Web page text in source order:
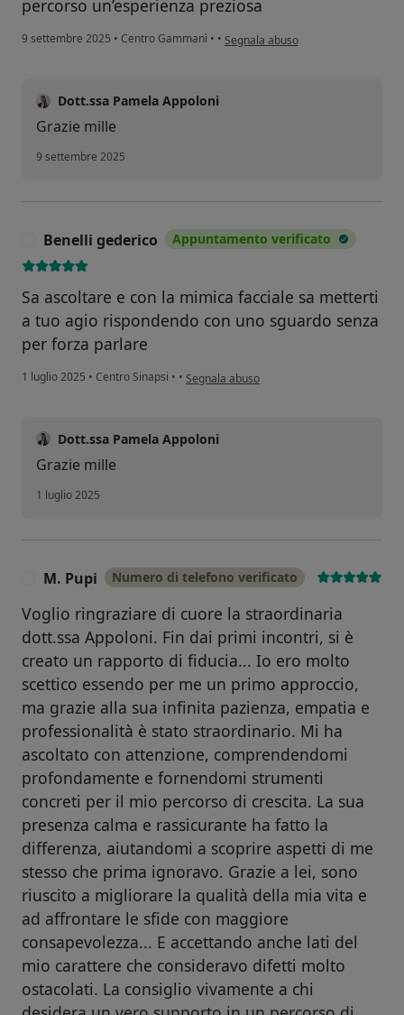
percorso un’esperienza preziosa
9 settembre 2025 • Centro Gammanì • • secondo l'opinione dell'utente
Segnala abuso
Dott.ssa Pamela Appoloni
Grazie mille
9 settembre 2025
Benelli gederico Appuntamento verificato
Sa ascoltare e con la mimica facciale sa metterti
a tuo agio rispondendo con uno sguardo senza
per forza parlare
1 luglio 2025 • Centro Sinapsi • • secondo l'opinione dell'utente Benelli
Segnala abuso
Dott.ssa Pamela Appoloni
Grazie mille
1 luglio 2025
M. Pupi Numero di telefono verificato
Voglio ringraziare di cuore la straordinaria
dott.ssa Appoloni. Fin dai primi incontri, si è
creato un rapporto di fiducia... Io ero molto
scettico essendo per me un primo approccio,
ma grazie alla sua infinita pazienza, empatia e
professionalità è stato straordinario. Mi ha
ascoltato con attenzione, comprendendomi
profondamente e fornendomi strumenti
concreti per il mio percorso di crescita. La sua
presenza calma e rassicurante ha fatto la
differenza, aiutandomi a scoprire aspetti di me
stesso che prima ignoravo. Grazie a lei, sono
riuscito a migliorare la qualità della mia vita e
ad affrontare le sfide con maggiore
consapevolezza... E accettando anche lati del
mio carattere che consideravo difetti molto
ostacolati. La consiglio vivamente a chi